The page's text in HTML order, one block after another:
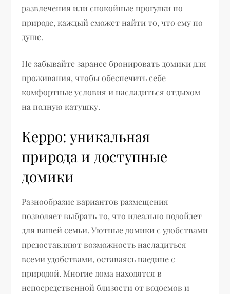
развлечения или спокойные прогулки по
природе, каждый сможет найти то, что ему по
душе.
Не забывайте заранее бронировать домики для
проживания, чтобы обеспечить себе
комфортные условия и насладиться отдыхом
на полную катушку.
Керро: уникальная
природа и доступные
домики
Разнообразие вариантов размещения
позволяет выбрать то, что идеально подойдет
для вашей семьи. Уютные домики с удобствами
предоставляют возможность насладиться
всеми удобствами, оставаясь наедине с
природой. Многие дома находятся в
непосредственной близости от водоемов и